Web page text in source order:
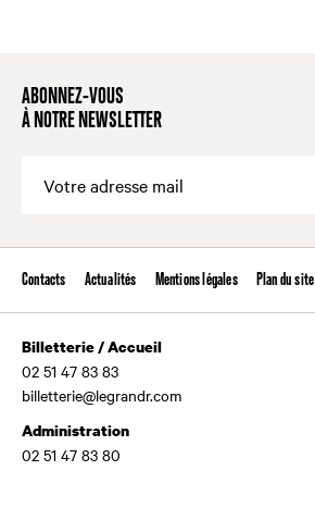
ABONNEZ-VOUS
À NOTRE NEWSLETTER
Contacts Actualités Mentions légales Plan du site
Billetterie / Accueil
02 51 47 83 83
billetterie@legrandr.com
Administration
02 51 47 83 80